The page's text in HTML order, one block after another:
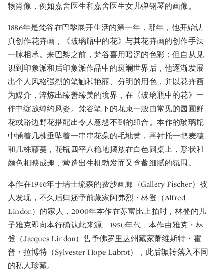
物肖像，例如嘉舍医生和嘉舍医生女儿弹钢琴的画像。
1886年是梵谷在巴黎展开生活的第一年，那年，他开始认
真创作花卉画，《玻璃瓶中的花》与其花卉画的创作手法
一脉相承。来巴黎之前，梵谷喜用暗沉的色彩；但自从见
识到印象派和后印象派作品中的斑斓世界后，他逐渐发展
出个人风格强烈的笔触和艳丽、分明的用色，并以花卉画
为媒介，淬炼出臻善臻美的境界，在《玻璃瓶中的花》一
作中绽放绰约风姿。梵谷笔下的花束一般由常见的园圃鲜
花或路边野花搭配出令人意想不到的组合。本作的玻璃瓶
中插着几株垂坠着一串串花朵的毛地黄，再衬托一把麦穗
和几株藤蔓，花瓶四平八稳地摆放在白色圆桌上，形状和
颜色相映成趣，营造出生机勃发而又含蓄细腻的氛围。
本作在1946年于瑞士琉森的费沙画廊（Gallery Fischer）被
人发现，不久后归还予前藏家阿弗烈・林登（Alfred
Lindon）的家人，2000年本作在苏富比上拍时，林登的儿
子雅克即向本行确认此来源。1950年代，本作由雅克・林
登（Jacques Lindon）售予佛罗里达州藏家萧维斯特・霍
普・拉博特（Sylvester Hope Labrot），此后辗转落入不同
的私人珍藏。